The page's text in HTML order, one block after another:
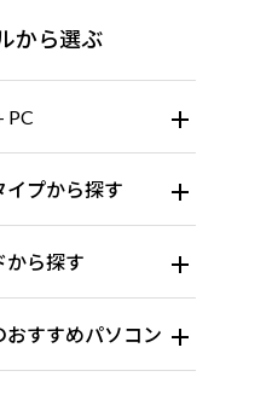
から選ぶ
PC
イプから探す
から探す
おすすめパソコン